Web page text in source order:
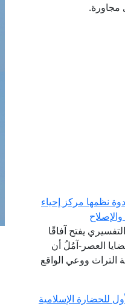
مجاورة.
نظمها مركز إحياء
يفتح آفاقًا
العصر-آمُلُ أن
التراث ووعي الواقع
للحضارة الإسلامية